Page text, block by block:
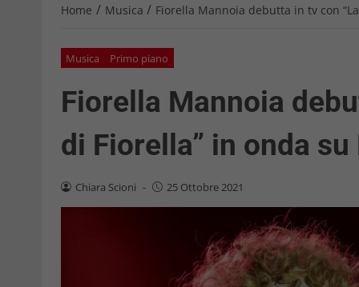
Home / Musica / Fiorella Mannoia debutta in tv con
Musica Primo piano
Fiorella Mannoia
di Fiorella” in onda su
Chiara Scioni - 25 Ottobre 2021